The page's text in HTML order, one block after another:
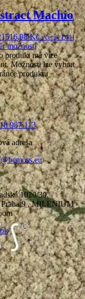
Machio
Kč včetně DPH
možností
produkt má více
Možnosti lze vybrat
produktu
987 113
adresa
1020/30,
Praha 9 , MILENIUM -